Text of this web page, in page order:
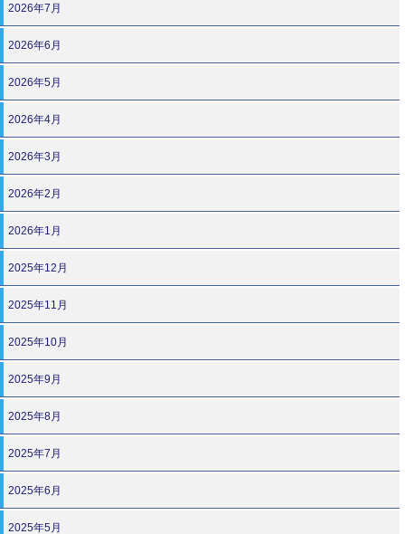
2026年7月
2026年6月
2026年5月
2026年4月
2026年3月
2026年2月
2026年1月
2025年12月
2025年11月
2025年10月
2025年9月
2025年8月
2025年7月
2025年6月
2025年5月